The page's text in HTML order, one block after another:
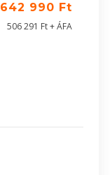
642 990 Ft
506 291 Ft + ÁFA